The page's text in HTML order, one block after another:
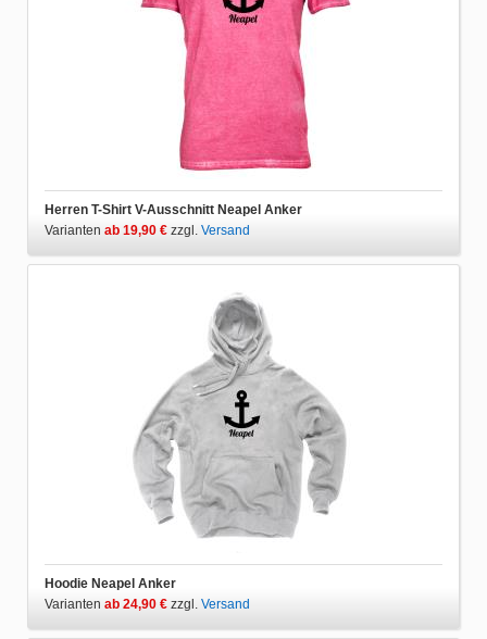
Herren T-Shirt V-Ausschnitt Neapel Anker
Varianten ab 19,90 € zzgl. Versand
Hoodie Neapel Anker
Varianten ab 24,90 € zzgl. Versand